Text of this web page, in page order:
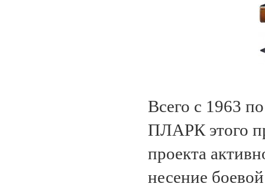
Всего с 1963
ПЛАРК этого
проекта
несение